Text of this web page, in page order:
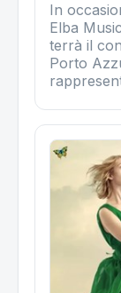
In
Elba
terrà il
Porto